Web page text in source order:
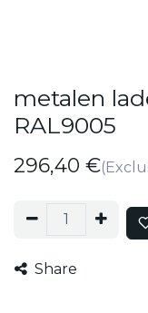
metalen
RAL9005
296,40 €
Share